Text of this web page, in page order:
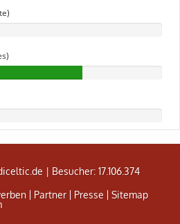
|
Besucher: 17.106.374
Partner Presse
Sitemap